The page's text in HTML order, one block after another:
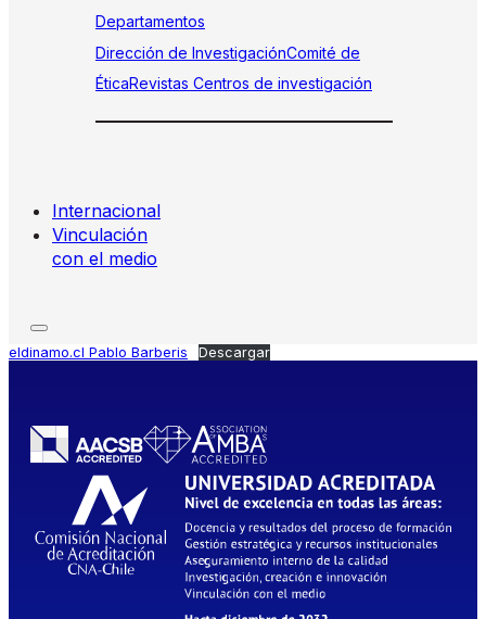
Departamentos
Dirección de InvestigaciónComité de
ÉticaRevistas Centros de investigación
Internacional
Vinculación
con el medio
eldinamo.cl Pablo Barberis Descargar